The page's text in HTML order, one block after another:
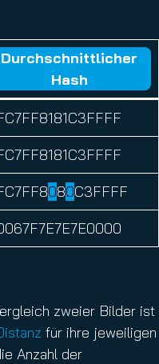
Durchschnittlicher
Hash
080C3FFFF
zweier Bilder ist
für ihre jeweiligen
Anzahl der